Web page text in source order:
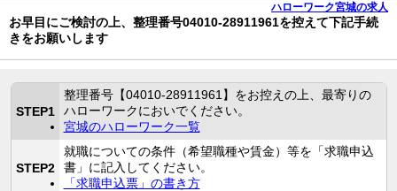
ハローワーク宮城の求人
お早目にご検討の上、整理番号04010-28911961を控えて下記手続
きをお願いします
STEP1
整理番号【04010-28911961】をお控えの上、最寄りの
ハローワークにおいでください。
宮城のハローワーク一覧
STEP2
就職についての条件（希望職種や賃金）等を「求職申込
書」に記入してください。
「求職申込票」の書き方